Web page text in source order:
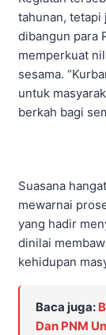
tahunan, tetapi
dibangun para
memperkuat
sesama.
untuk
berkah bagi
Suasana
mewarnai
yang hadir
dinilai
kehidupan
Baca juga:
Dan PNM